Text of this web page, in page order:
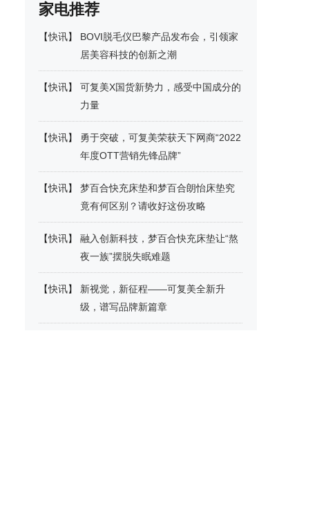
家电推荐
【快讯】
BOVI脱毛仪巴黎产品发布会，引领家
居美容科技的创新之潮
【快讯】
可复美X国货新势力，感受中国成分的
力量
【快讯】
勇于突破，可复美荣获天下网商“2022
年度OTT营销先锋品牌”
【快讯】
梦百合快充床垫和梦百合朗怡床垫究
竟有何区别？请收好这份攻略
【快讯】
融入创新科技，梦百合快充床垫让“熬
夜一族”摆脱失眠难题
【快讯】
新视觉，新征程——可复美全新升
级，谱写品牌新篇章